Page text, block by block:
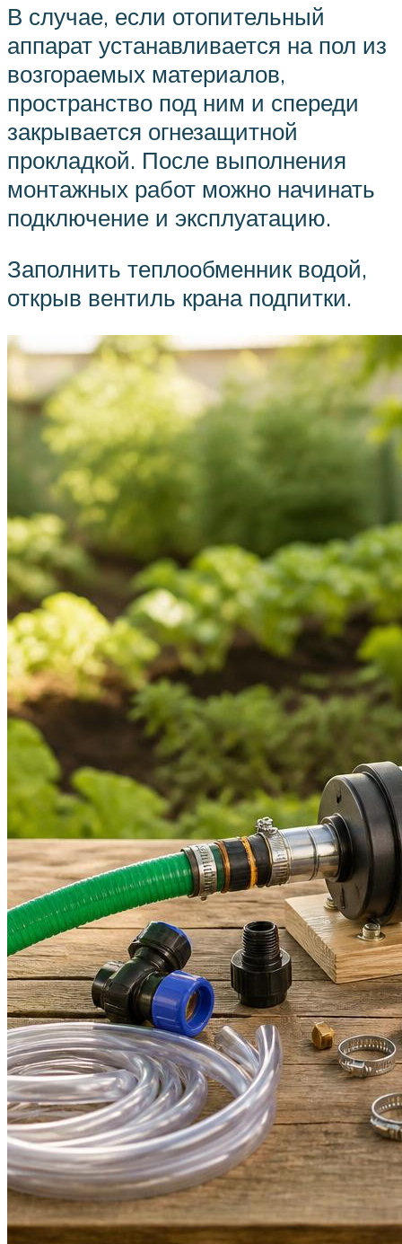
В случае, если отопительный
аппарат устанавливается на пол из
возгораемых материалов,
пространство под ним и спереди
закрывается огнезащитной
прокладкой. После выполнения
монтажных работ можно начинать
подключение и эксплуатацию.
Заполнить теплообменник водой,
открыв вентиль крана подпитки.